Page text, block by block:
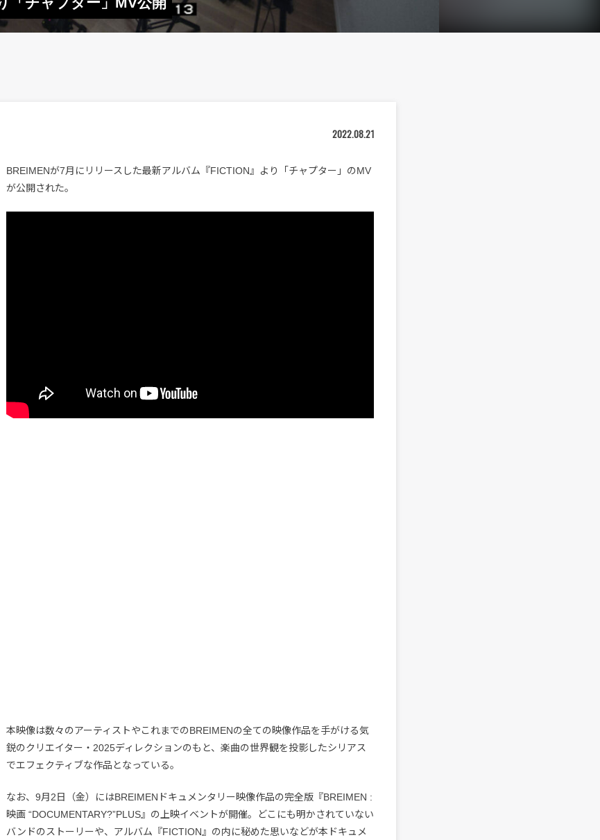
2022.08.21
BREIMENが7月にリリースした最新アルバム『FICTION』より「チャプター」のMV
が公開された。
本映像は数々のアーティストやこれまでのBREIMENの全ての映像作品を手がける気
鋭のクリエイター・2025ディレクションのもと、楽曲の世界観を投影したシリアス
でエフェクティブな作品となっている。
なお、9月2日（金）にはBREIMENドキュメンタリー映像作品の完全版『BREIMEN :
映画 “DOCUMENTARY?”PLUS』の上映イベントが開催。どこにも明かされていない
バンドのストーリーや、アルバム『FICTION』の内に秘めた思いなどが本ドキュメ